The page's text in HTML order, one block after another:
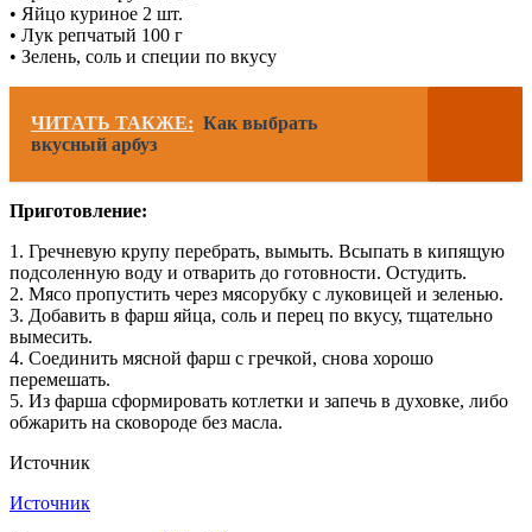
• Яйцо куриное 2 шт.
• Лук репчатый 100 г
• Зелень, соль и специи по вкусу
ЧИТАТЬ ТАКЖЕ: Как выбрать
вкусный арбуз
Приготовление:
1. Гречневую крупу перебрать, вымыть. Всыпать в кипящую
подсоленную воду и отварить до готовности. Остудить.
2. Мясо пропустить через мясорубку с луковицей и зеленью.
3. Добавить в фарш яйца, соль и перец по вкусу, тщательно
вымесить.
4. Соединить мясной фарш с гречкой, снова хорошо
перемешать.
5. Из фарша сформировать котлетки и запечь в духовке, либо
обжарить на сковороде без масла.
Источник
Источник